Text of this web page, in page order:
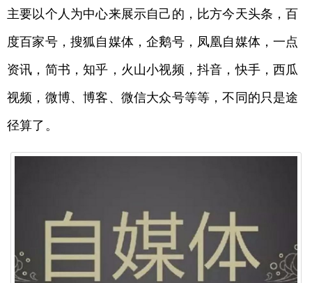
主要以个人为中心来展示自己的，比方今天头条，百
度百家号，搜狐自媒体，企鹅号，凤凰自媒体，一点
资讯，简书，知乎，火山小视频，抖音，快手，西瓜
视频，微博、博客、微信大众号等等，不同的只是途
径算了。